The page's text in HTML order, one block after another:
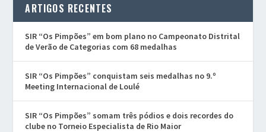
ARTIGOS RECENTES
SIR “Os Pimpões” em bom plano no Campeonato Distrital
de Verão de Categorias com 68 medalhas
SIR “Os Pimpões” conquistam seis medalhas no 9.º
Meeting Internacional de Loulé
SIR “Os Pimpões” somam três pódios e dois recordes do
clube no Torneio Especialista de Rio Maior